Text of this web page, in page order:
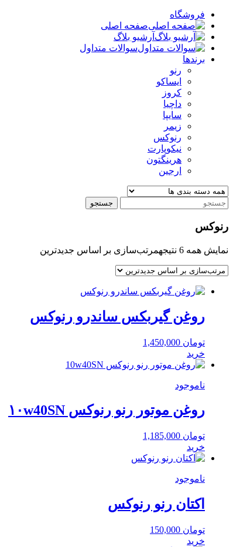
فروشگاه
صفحه اصلی
آرشیو بلاگ
سوالات متداول
برندها
رنو
ایساکو
کروز
داچیا
سایپا
زیمر
رنوکس
نیکوپارت
هرینگتون
ارجین
جستجو
رنوکس
نمایش همه 6 نتیجه مرتب‌سازی بر اساس جدیدترین
روغن گیربکس ساندرو رنوکس
تومان
خرید
ناموجود
روغن موتور رنو رنوکس ۱۰w40SN
تومان
خرید
ناموجود
اکتان رنو رنوکس
تومان
خرید